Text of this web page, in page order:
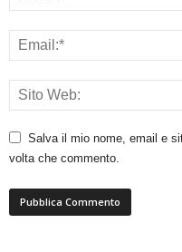
Salva il mio nome, email e
volta che commento.